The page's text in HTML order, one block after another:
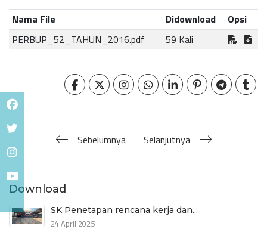
Nama File
Didownload
Opsi
PERBUP_52_TAHUN_2016.pdf
59 Kali
Sebelumnya Selanjutnya
Download
SK Penetapan rencana kerja dan...
24 April 2025